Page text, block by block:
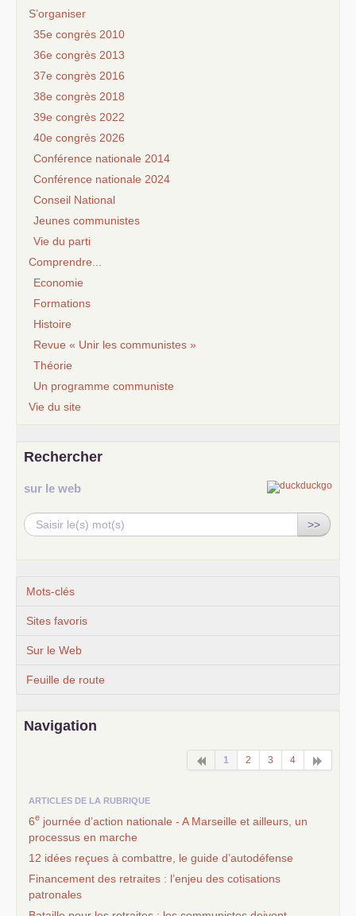
S’organiser
35e congrès 2010
36e congrès 2013
37e congrès 2016
38e congrès 2018
39e congrès 2022
40e congrès 2026
Conférence nationale 2014
Conférence nationale 2024
Conseil National
Jeunes communistes
Vie du parti
Comprendre...
Economie
Formations
Histoire
Revue « Unir les communistes »
Théorie
Un programme communiste
Vie du site
Rechercher
sur le web
>>
Mots-clés
Sites favoris
Sur le Web
Feuille de route
Navigation
1 2 3 4
ARTICLES DE LA RUBRIQUE
6e journée d’action nationale - A Marseille et ailleurs, un
processus en marche
12 idées reçues à combattre, le guide d’autodéfense
Financement des retraites : l’enjeu des cotisations
patronales